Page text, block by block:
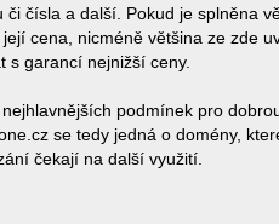
čísla a další. Pokud je splněna
cena, nicméně většina ze zde
s garancí nejnižší ceny.
podmínek pro
se tedy jedná o domény,
čekají na další využití.